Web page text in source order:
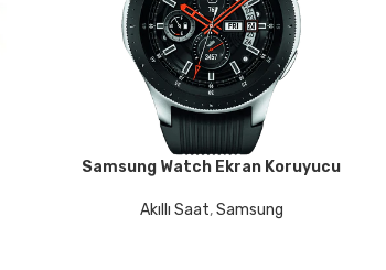
DEVAMINI OKU
Samsung Watch Ekran Koruyucu
Akıllı Saat,Samsung